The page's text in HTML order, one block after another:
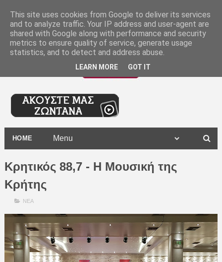
HOME
Κρητικός 88,7 - Η Μουσική της
Κρήτης
ΝΕΑ
This site uses cookies from Google to deliver its services
and to analyze traffic. Your IP address and user-agent are
shared with Google along with performance and security
metrics to ensure quality of service, generate usage
statistics, and to detect and address abuse.
LEARN MORE GOT IT